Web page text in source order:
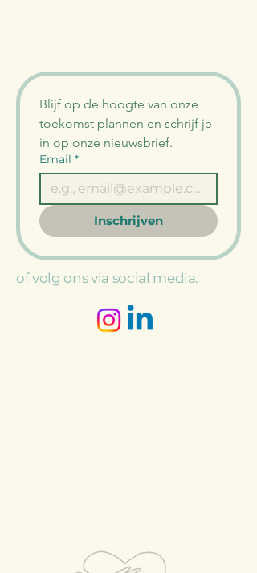
Blijf op de hoogte van onze
toekomst plannen en schrijf je
in op onze nieuwsbrief.
Email *
Inschrijven
of volg ons via social media.